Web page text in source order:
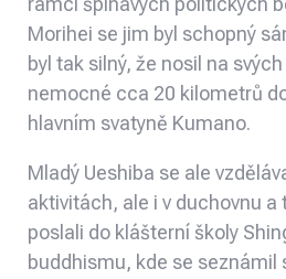
Morihei se jim byl schopný
byl tak silný, že nosil na
nemocné cca 20 kilometrů
hlavním svatyně Kumano.
Mladý Ueshiba se ale
aktivitách, ale i v duchovnu a
poslali do klášterní školy
buddhismu, kde se seznámil